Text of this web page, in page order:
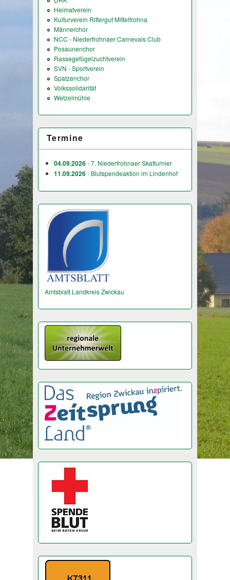
Heimatverein
Kulturverein Rittergut Mittelfrohna
Männerchor
NCC - Niederfrohnaer Carnevals Club
Posaunenchor
Rassegefügelzuchtverein
SVN - Sportverein
Spatzenchor
Volkssolidarität
Wetzelmühle
Termine
04.09.2026- 7. Niederfrohnaer Skatturnier
11.09.2026- Blutspendeaktion im Lindenhof
Amtsblatt Landkreis Zwickau